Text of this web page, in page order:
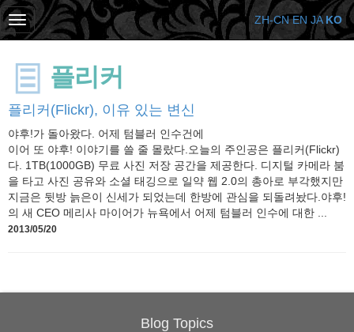
플리커
플리커(Flickr), 이유 있는 변신
야후!가 돌아왔다. 어제 텀블러 인수건에
이어 또 야후! 이야기를 쓸 줄 몰랐다.오늘의 주인공은 플리커(Flickr)
다. 1TB(1000GB) 무료 사진 저장 공간을 제공한다. 디지털 카메라 붐
을 타고 사진 공유와 소셜 태깅으로 일약 웹 2.0의 총아로 부각했지만
지금은 뒷방 늙은이 신세가 되었는데 한방에 관심을 되돌려놨다.야후!
의 새 CEO 메리사 마이어가 뉴욕에서 어제 텀블러 인수에 대한 ...
2013/05/20
Blog Topics
ZH-CN EN JA KO